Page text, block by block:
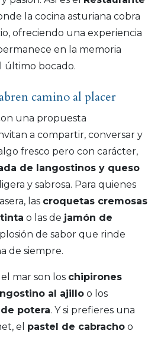
la cocina asturiana cobra
ofreciendo una experiencia
en la memoria
último bocado.
camino al placer
una propuesta
a compartir, conversar y
fresco pero con carácter,
de langostinos y queso
y sabrosa. Para quienes
las croquetas cremosas
o las de jamón de
de sabor que rinde
de siempre.
mar son los chipirones
al ajillo o los
potera. Y si prefieres una
el pastel de cabracho o